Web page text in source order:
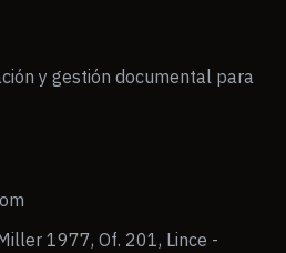
y gestión documental para
1977, Of. 201, Lince -